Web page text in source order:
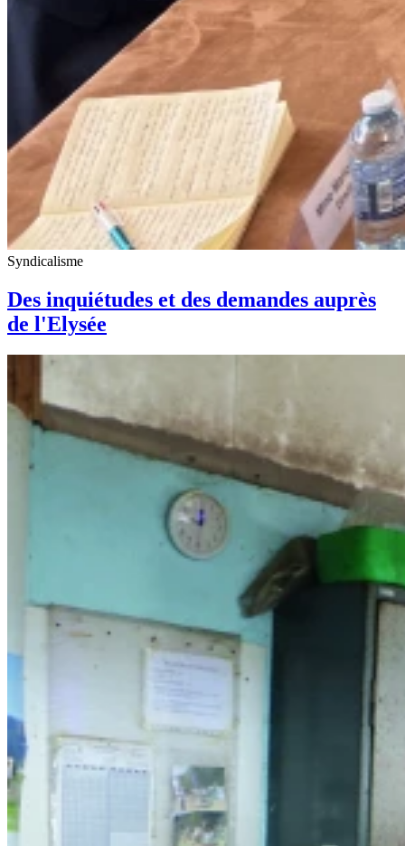
Syndicalisme
Des inquiétudes et des demandes auprès
de l'Elysée